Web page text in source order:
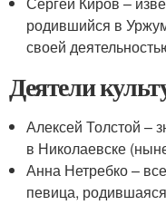
родившийся в
своей
Деятели
Алексей Толстой –
в Николаевске
Анна Нетребко –
певица,